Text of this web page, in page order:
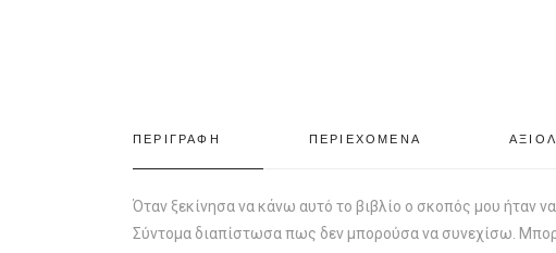
ΠΕΡΙΓΡΑΦΗ ΠΕΡΙΕΧΟΜΕΝΑ
Όταν ξεκίνησα να κάνω αυτό το βιβλίο ο σκοπός μου ήταν
Σύντομα διαπίστωσα πως δεν μπορούσα να συνεχίσω.